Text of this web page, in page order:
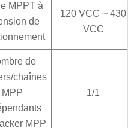
MPPT à
de
120 VCC ~ 430
VCC
de
chaînes
MPP
MPP
1/1